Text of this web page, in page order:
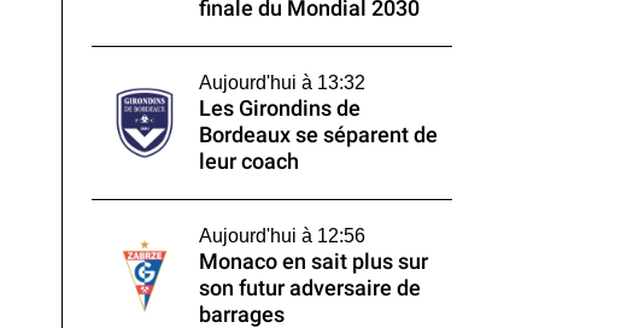
finale du Mondial 2030
Aujourd'hui à 13:32
Les Girondins de
Bordeaux se séparent de
leur coach
Aujourd'hui à 12:56
Monaco en sait plus sur
son futur adversaire de
barrages